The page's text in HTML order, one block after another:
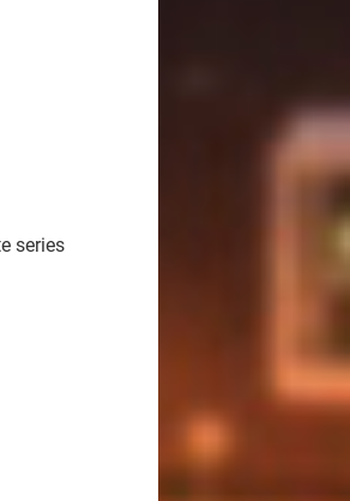
series